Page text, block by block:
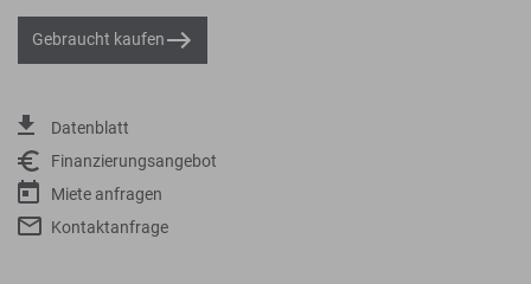
Gebraucht kaufen
Datenblatt
Finanzierungsangebot
Miete anfragen
Kontaktanfrage